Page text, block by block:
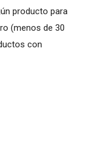
producto para
(menos de 30
con